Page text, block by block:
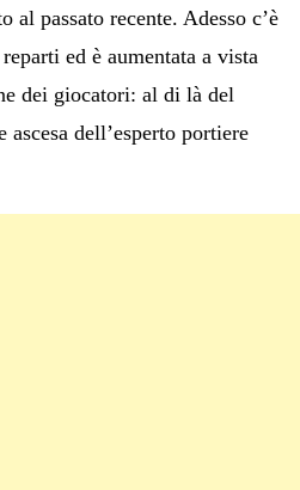
al passato recente. Adesso c’è
ed è aumentata a vista
dei giocatori: al di là del
dell’esperto portiere